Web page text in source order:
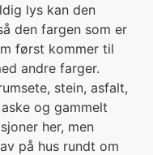
lys kan den
den fargen som er
først kommer til
andre farger.
stein, asfalt,
og gammelt
her, men
på hus rundt om